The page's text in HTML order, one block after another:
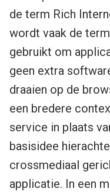
de term Rich
wordt vaak de term
gebruikt om
geen extra
draaien op de
een bredere
service in plaats
basisidee
crossmediaal
applicatie. In een